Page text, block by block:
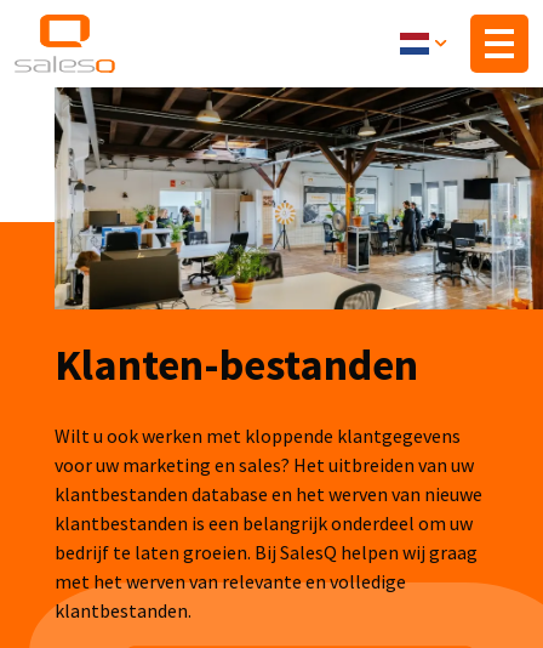
Overslaan
naar
Klanten-bestanden
Wilt u ook werken met kloppende klantgegevens
voor uw marketing en sales? Het uitbreiden van uw
klantbestanden database en het werven van nieuwe
klantbestanden is een belangrijk onderdeel om uw
bedrijf te laten groeien. Bij SalesQ helpen wij graag
met het werven van relevante en volledige
klantbestanden.